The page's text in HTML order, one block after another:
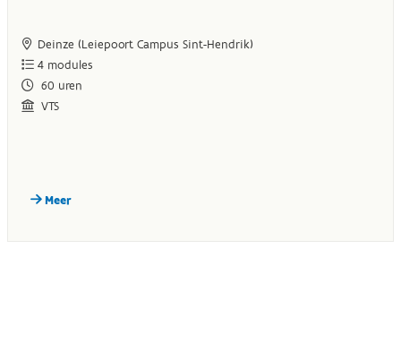
Deinze (Leiepoort Campus Sint-Hendrik)
4 modules
60 uren
VTS
Meer